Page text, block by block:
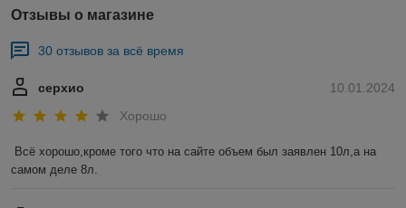
Отзывы о магазине
30 отзывов за всё время
10.01.2024
серхио
Хорошо
Всё хорошо,кроме того что на сайте объем был заявлен 10л,а на
самом деле 8л.